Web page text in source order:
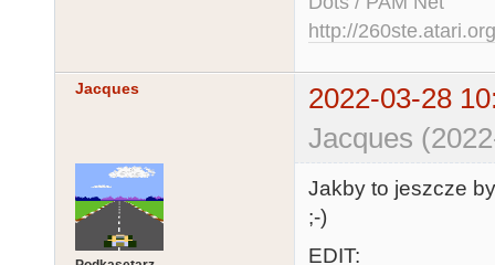
http://260ste.atari.org
Jacques
2022-03-28
Jacques
Jakby to jeszcze
;-)
EDIT: